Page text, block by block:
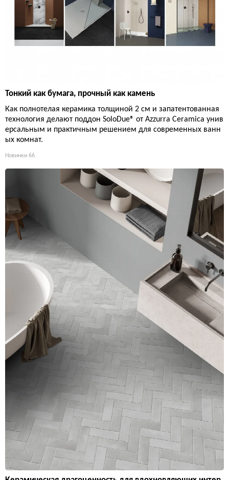
Тонкий как бумага, прочный как камень
Как полнотелая керамика толщиной 2 см и запатентованная
технология делают поддон SoloDue® от Azzurra Ceramica унив
ерсальным и практичным решением для современных ванн
ых комнат.
Новинки 66